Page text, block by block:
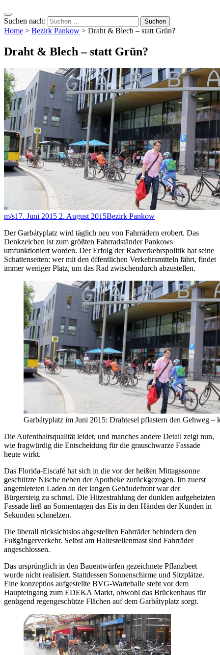
Suchen nach:
Home > Bezirk Pankow > Draht & Blech – statt Grün?
Draht & Blech – statt Grün?
m/s17. Juni 2015 2. August 2015Bezirk Pankow
Der Garbátyplatz wird täglich neu von Fahrrädern erobert. Das
Denkzeichen ist zum größten Fahrradständer Pankows
umfunktioniert worden. Der Erfolg der Radverkehrspolitik hat seine
Schattenseiten: wer mit den öffentlichen Verkehrsmitteln fährt, findet
immer weniger Platz, um das Rad zwischendurch abzustellen.
Garbátyplatz im Juni 2015: Drahtesel pflastern den Gehweg –
Die Aufenthaltsqualität leidet, und manches andere Detail zeigt nun,
wie fragwürdig die Entscheidung für die grauschwarze Fassade
heute wirkt.
Das Florida-Eiscafé hat sich in die vor der heißen Mittagssonne
geschützte Nische neben der Apotheke zurückgezogen. Im zuerst
angemieteten Laden an der langen Gebäudefront war der
Bürgersteig zu schmal. Die Hitzestrahlung der dunklen aufgeheizten
Fassade ließ an Sonnentagen das Eis in den Händen der Kunden in
Sekunden schmelzen.
Die überall rücksichtslos abgestellten Fahrräder behindern den
Fußgängerverkehr. Selbst am Haltestellenmast sind Fahrräder
angeschlossen.
Das ursprünglich in den Bauentwürfen gezeichnete Pflanzbeet
wurde nicht realisiert. Stattdessen Sonnenschirme und Sitzplätze.
Eine konzeptlos aufgestellte BVG-Wartehalle steht vor dem
Haupteingang zum EDEKA Markt, obwohl das Brückenhaus für
genügend regengeschütze Flächen auf dem Garbátyplatz sorgt.